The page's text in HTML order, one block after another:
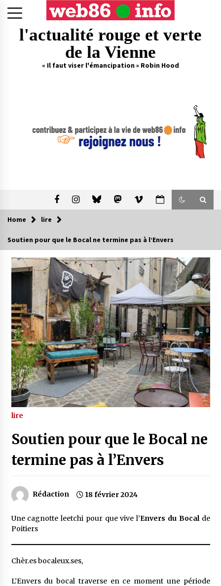
l'actualité rouge et verte
de la Vienne
« Il faut viser l'émancipation » Robin Hood
Home lire
Soutien pour que le Bocal ne termine pas à l’Envers
lire
Soutien pour que le Bocal ne
termine pas à l’Envers
Rédaction 18 février 2024
Une cagnotte leetchi pour que vive l’Envers du Bocal de
Poitiers
Chèr.es bocaleux.ses,
L’Envers du bocal traverse en ce moment une période